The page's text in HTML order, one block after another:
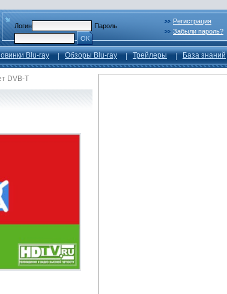
Логин
Пароль
ОК
Регистрация
Забыли пароль?
Blu-ray Обзоры Blu-ray Трейлеры База знаний
DVB-T